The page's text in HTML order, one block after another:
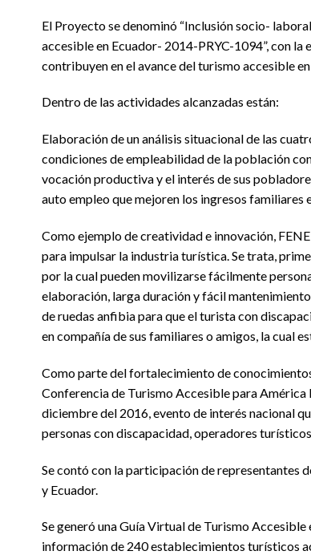
El Proyecto se denominó “Inclusión socio-
accesible en Ecuador- 2014-PRYC-1094”, con
contribuyen en el avance del turismo accesible en
Dentro de las actividades alcanzadas están:
Elaboración de un análisis situacional de las
condiciones de empleabilidad de la población
vocación productiva y el interés de sus
auto empleo que mejoren los ingresos
Como ejemplo de creatividad e innovación,
para impulsar la industria turística. Se trata,
por la cual pueden movilizarse fácilmente
elaboración, larga duración y fácil
de ruedas anfibia para que el turista con
en compañía de sus familiares o amigos, la cual
Como parte del fortalecimiento de
Conferencia de Turismo Accesible para América
diciembre del 2016, evento de interés nacional
personas con discapacidad, operadores
Se contó con la participación de representantes
y Ecuador.
Se generó una Guía Virtual de Turismo
información de 240 establecimientos turísticos